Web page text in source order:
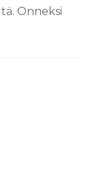
Onneksi